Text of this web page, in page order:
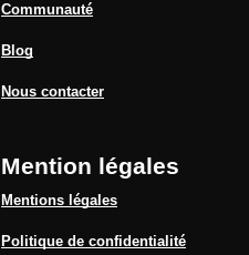
Communauté
Blog
Nous contacter
Mention légales
Mentions légales
Politique de confidentialité